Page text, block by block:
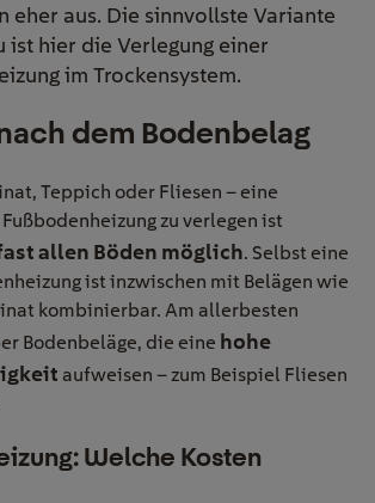
eher aus. Die sinnvollste Variante
ist hier die Verlegung einer
im Trockensystem.
dem Bodenbelag
Teppich oder Fliesen – eine
zu verlegen ist
allen Böden möglich. Selbst eine
ist inzwischen mit Belägen wie
kombinierbar. Am allerbesten
Bodenbeläge, die eine hohe
aufweisen – zum Beispiel Fliesen
Welche Kosten